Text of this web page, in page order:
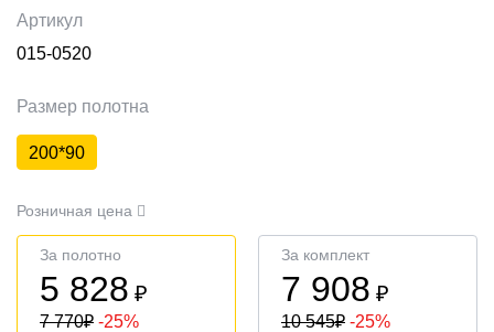
Артикул
015-0520
Размер полотна
200*90
Розничная цена
За полотно
5 828 ₽
7 770₽ -25%
За комплект
7 908 ₽
10 545₽ -25%